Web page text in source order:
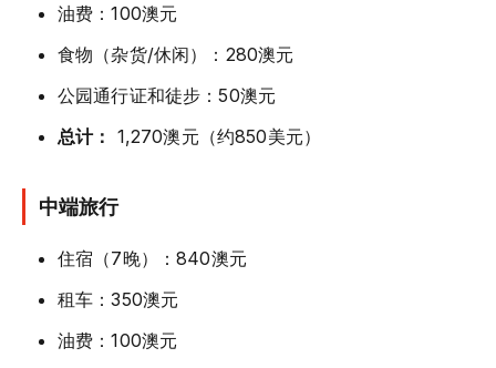
油费：100澳元
食物（杂货/休闲）：280澳元
公园通行证和徒步：50澳元
总计： 1,270澳元（约850美元）
中端旅行
住宿（7晚）：840澳元
租车：350澳元
油费：100澳元